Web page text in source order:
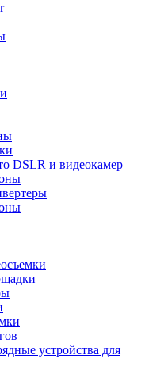
DSLR и видеокамер
устройства для